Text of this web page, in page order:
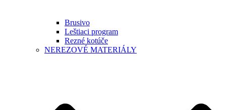
Brusivo
Leštiaci program
Rezné kotúče
NEREZOVÉ MATERIÁLY